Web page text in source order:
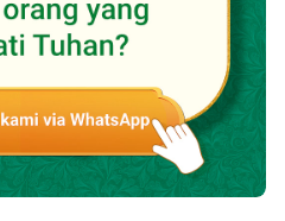
Petrus melihat bahwa
tetapi pada waktu lain
Terkadang, Ia begitu
begitu hidup dan tangkas
terkadang begitu
tidak berbicara, seolah-